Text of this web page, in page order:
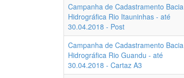
Campanha de Cadastramento Bacia
Hidrográfica Rio Itauninhas - até
30.04.2018 - Post
Campanha de Cadastramento Bacia
Hidrográfica Rio Guandu - até
30.04.2018 - Cartaz A3